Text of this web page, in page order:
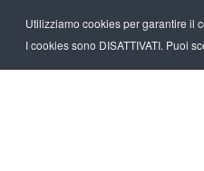
Utilizziamo cookies per garantire il
I cookies sono DISATTIVATI. Puoi